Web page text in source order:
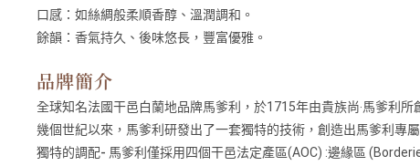
口感： 如絲綢般柔順香醇、溫潤調和。
餘韻： 香氣持久、後味悠長，豐富優雅。
品牌簡介
全球知名法國干邑白蘭地品牌馬爹利，於1715年由貴族尚‧馬爹利
幾個世紀以來，馬爹利研發出了一套獨特的技術，創造出馬爹利專
獨特的調配- 馬爹利僅採用四個干邑法定產區(AOC) :邊緣區